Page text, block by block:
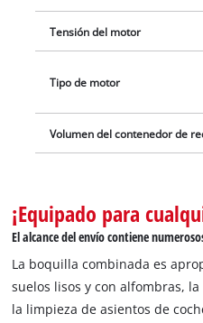
Tensión del motor
Tipo de motor
Volumen del contenedor de
¡Equipado para
El alcance del envío contiene
La boquilla combinada es
suelos lisos y con alfombras,
la limpieza de asientos de